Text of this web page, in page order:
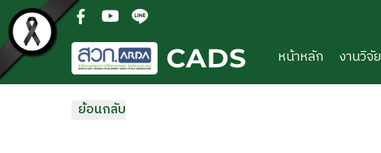
ข้ามไปยังเนื้อหาหลัก(open facebook in new new tab)
(open youtube in new new tab)
(open line in new new tab)
หน้าหลัก
งานวิจัย
ย้อนกลับ